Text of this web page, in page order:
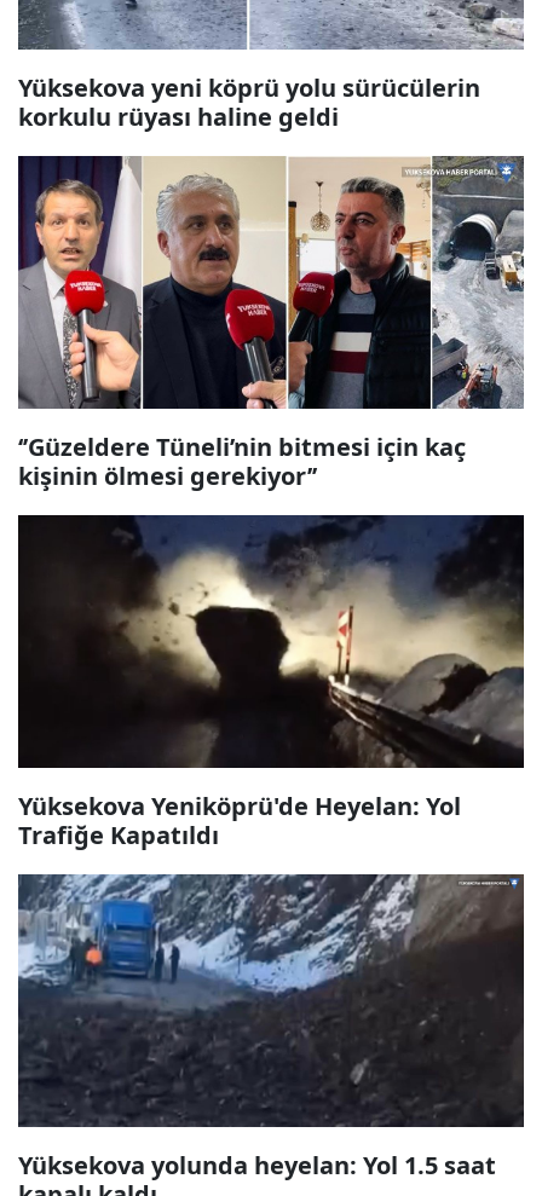
Yüksekova yeni köprü yolu sürücülerin
korkulu rüyası haline geldi
‘’Güzeldere Tüneli’nin bitmesi için kaç
kişinin ölmesi gerekiyor’’
Yüksekova Yeniköprü'de Heyelan: Yol
Trafiğe Kapatıldı
Yüksekova yolunda heyelan: Yol 1.5 saat